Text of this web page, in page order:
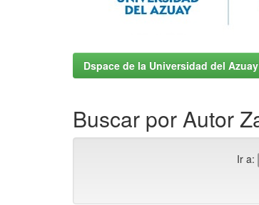
Dspace de la Universidad del Azuay
Buscar por Autor
Ir a: